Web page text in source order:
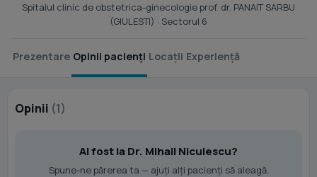
Spitalul clinic de obstetrica-ginecologie prof. dr. PANAIT SARBU
(GIULESTI) · Sectorul 6
Prezentare Opinii pacienți Locații Experiență
Opinii (1)
Ai fost la Dr. Mihail Niculescu?
Spune-ne părerea ta — ajuți alți pacienți să aleagă.